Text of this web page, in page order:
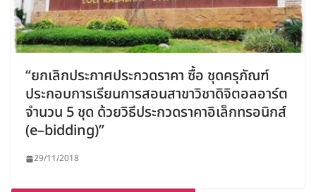
“ยกเลิกประกาศประกวดราคา ซื้อ ชุดครุภัณฑ์
ประกอบการเรียนการสอนสาขาวิชาดิจิตอลอาร์ต
จำนวน 5 ชุด ด้วยวิธีประกวดราคาอิเล็กทรอนิกส์
(e–bidding)”
29/11/2018